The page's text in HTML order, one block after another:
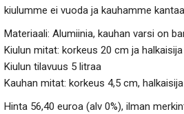
kiulumme ei vuoda ja kauhamme
Materiaali: Alumiinia, kauhan varsi on
Kiulun mitat: korkeus 20 cm ja
Kiulun tilavuus 5 litraa
Kauhan mitat: korkeus 4,5 cm,
Hinta 56,40 euroa (alv 0%), ilman